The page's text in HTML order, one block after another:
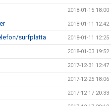
2018-01-15 18:00
2018-01-11 12:42
surfplatta 2018-01-11 12:25
2018-01-03 19:52
2017-12-31 12:47
2017-12-25 18:06
2017-12-17 20:33